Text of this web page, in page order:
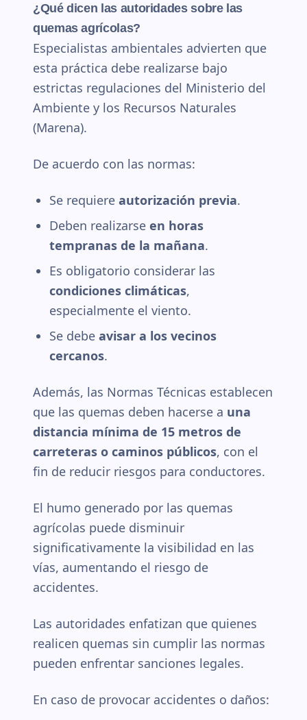
¿Qué dicen las autoridades sobre las
quemas agrícolas?
Especialistas ambientales advierten que
esta práctica debe realizarse bajo
estrictas regulaciones del Ministerio del
Ambiente y los Recursos Naturales
(Marena).
De acuerdo con las normas:
Se requiere autorización previa.
Deben realizarse en horas
tempranas de la mañana.
Es obligatorio considerar las
condiciones climáticas,
especialmente el viento.
Se debe avisar a los vecinos
cercanos.
Además, las Normas Técnicas establecen
que las quemas deben hacerse a una
distancia mínima de 15 metros de
carreteras o caminos públicos, con el
fin de reducir riesgos para conductores.
El humo generado por las quemas
agrícolas puede disminuir
significativamente la visibilidad en las
vías, aumentando el riesgo de
accidentes.
Las autoridades enfatizan que quienes
realicen quemas sin cumplir las normas
pueden enfrentar sanciones legales.
En caso de provocar accidentes o daños: